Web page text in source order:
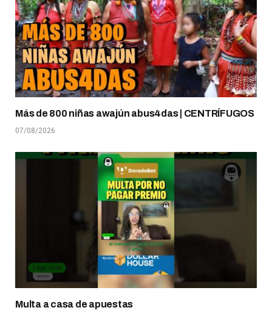
Más de 800 niñas awajún abus4das | CENTRÍFUGOS
07/08/2026
Multa a casa de apuestas